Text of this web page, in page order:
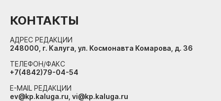
КОНТАКТЫ
АДРЕС РЕДАКЦИИ
248000, г. Калуга, ул. Космонавта Комарова, д. 36
ТЕЛЕФОН/ФАКС
+7(4842)79-04-54
E-MAIL РЕДАКЦИИ
ev@kp.kaluga.ru, vi@kp.kaluga.ru